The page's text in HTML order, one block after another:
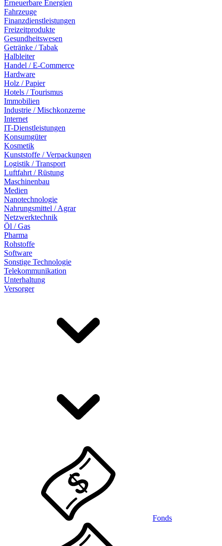
Erneuerbare Energien
Fahrzeuge
Finanzdienstleistungen
Freizeitprodukte
Gesundheitswesen
Getränke / Tabak
Halbleiter
Handel / E-Commerce
Hardware
Holz / Papier
Hotels / Tourismus
Immobilien
Industrie / Mischkonzerne
Internet
IT-Dienstleistungen
Konsumgüter
Kosmetik
Kunststoffe / Verpackungen
Logistik / Transport
Luftfahrt / Rüstung
Maschinenbau
Medien
Nanotechnologie
Nahrungsmittel / Agrar
Netzwerktechnik
Öl / Gas
Pharma
Rohstoffe
Software
Sonstige Technologie
Telekommunikation
Unterhaltung
Versorger
Fonds